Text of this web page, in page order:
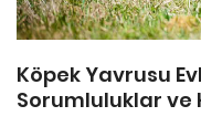
Köpek Yavrusu
Sorumluluklar ve